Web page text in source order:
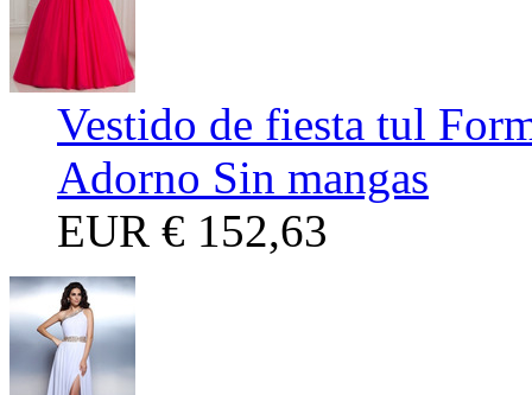
Vestido de fiesta tul
Adorno Sin mangas
EUR € 152,63